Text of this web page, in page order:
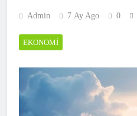
Admin 7 Ay Ago 0
EKONOMI